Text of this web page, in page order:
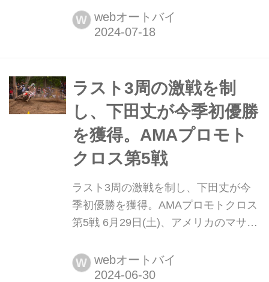
あるスプリングクリークMXパークに
て、AMAプロモトクロス選手権第7戦
台を獲得して調子を上げてきており、
今大会の走りにも期待がかかります。
30分+1周のmo...
W webオートバイ
ラスト3周の激戦を制
し、下田丈が今季初優勝
を獲得。AMAプロモト
クロス第5戦
ラスト3周の激戦を制し、下田丈が今
季初優勝を獲得。AMAプロモトクロス
第5戦 6月29日(土)、アメリカのマサチ
て、AMAプロモトクロス選手権第5戦
が開催されました。Team Honda HRC
W webオートバイ